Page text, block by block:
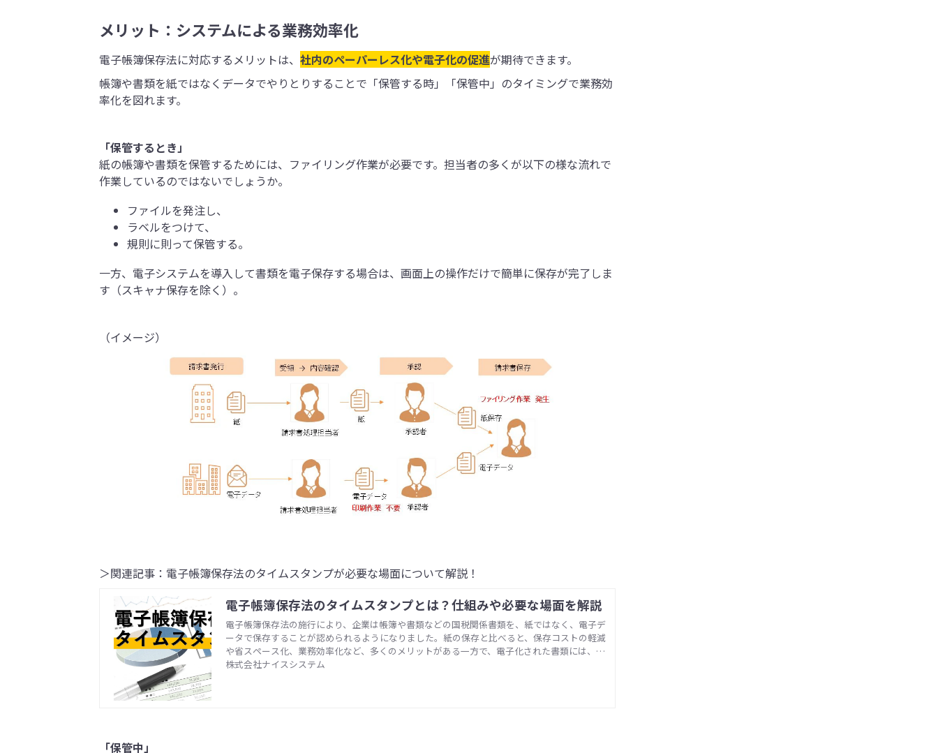
メリット：システムによる業務効率化
電子帳簿保存法に対応するメリットは、 社内のペーパーレス化や電子化の促進が期待できます。
帳簿や書類を紙ではなくデータでやりとりすることで「保管する時」「保管中」のタイミングで業務効
率化を図れます。
「保管するとき」
紙の帳簿や書類を保管するためには、ファイリング作業が必要です。担当者の多くが以下の様な流れで
作業しているのではないでしょうか。
ファイルを発注し、
ラベルをつけて、
規則に則って保管する。
一方、電子システムを導入して書類を電子保存する場合は、画面上の操作だけで簡単に保存が完了しま
す（スキャナ保存を除く）。
（イメージ）
＞関連記事：電子帳簿保存法のタイムスタンプが必要な場面について解説！
電子帳簿保存法のタイムスタンプとは？仕組みや必要な場面を解説
電子帳簿保存法の施行により、企業は帳簿や書類などの国税関係書類を、紙ではなく、電子デ
ータで保存することが認められるようになりました。紙の保存と比べると、保存コストの軽減
や省スペース化、業務効率化など、多くのメリットがある一方で、電子化された書類には、複
製や改ざんが容易にできてしまうというリスクもあります。 電子帳簿保存法 のタイムスタン
株式会社ナイスシステム
「保管中」